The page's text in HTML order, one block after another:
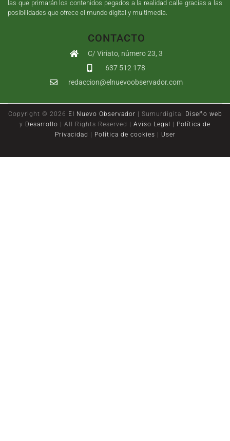
las que primarán los contenidos pegados a la realidad calle gracias a las
posibilidades que ofrece el mundo digital y multimedia.
CONTACTO
C/ Viriato, número 23, 3
637 512 178
redaccion@elnuevoobservador.com
Copyright © 2026 El Nuevo Observador | Sumurdigital Diseño web
y Desarrollo | All Rights Reserved | Aviso Legal | Política de
Privacidad | Política de cookies | User